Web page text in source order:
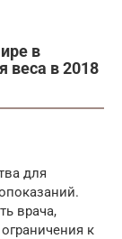
в
веса в 2018
для
врача,
к